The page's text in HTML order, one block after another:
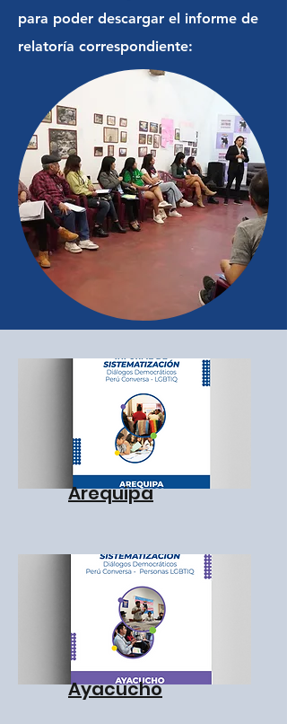
para poder descargar el informe de
relatoría correspondiente:
Arequipa
Ayacucho